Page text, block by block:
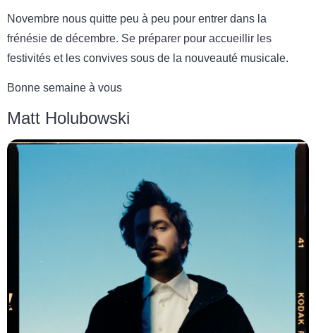
Novembre nous quitte peu à peu pour entrer dans la
frénésie de décembre. Se préparer pour accueillir les
festivités et les convives sous de la nouveauté musicale.
Bonne semaine à vous
Matt Holubowski